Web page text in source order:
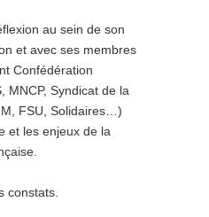
au sein de son
et avec ses membres
Confédération
MNCP, Syndicat de la
FSU, Solidaires…)
et les enjeux de la
constats.